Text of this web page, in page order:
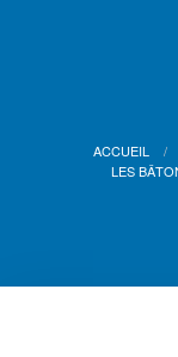
ACCUEIL
LES